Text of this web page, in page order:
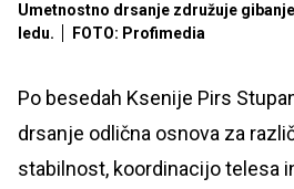
Umetnostno drsanje združuje
ledu.
FOTO: Profimedia
Po besedah Ksenije Pirs
drsanje odlična osnova za
stabilnost, koordinacijo telesa